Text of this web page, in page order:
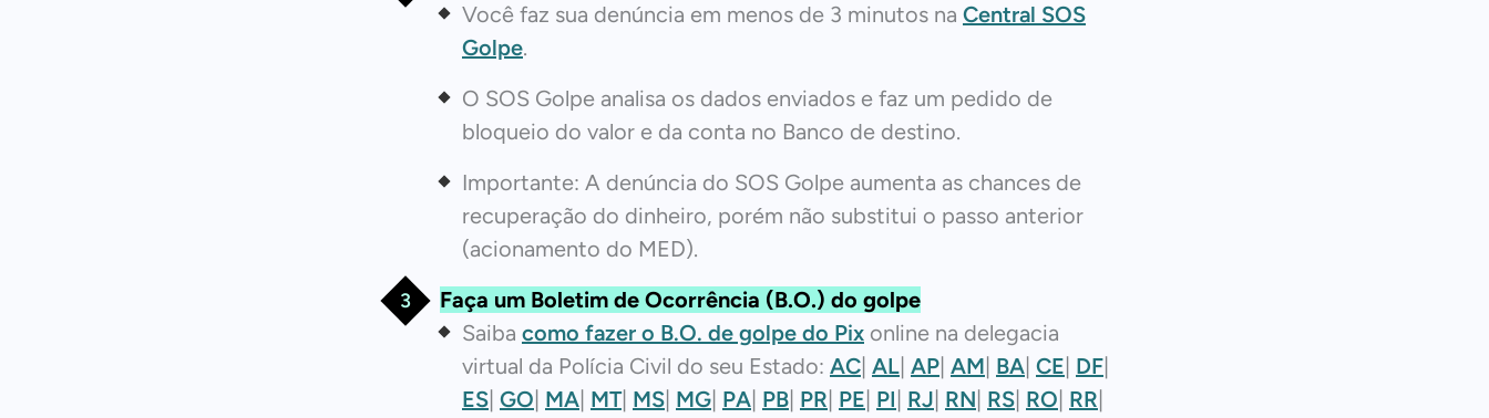
Você faz sua denúncia em menos de 3 minutos na Central SOS
Golpe.
O SOS Golpe analisa os dados enviados e faz um pedido de
bloqueio do valor e da conta no Banco de destino.
Importante: A denúncia do SOS Golpe aumenta as chances de
recuperação do dinheiro, porém não substitui o passo anterior
(acionamento do MED).
Faça um Boletim de Ocorrência (B.O.) do golpe
Saiba como fazer o B.O. de golpe do Pix online na delegacia
virtual da Polícia Civil do seu Estado: AC| AL| AP| AM| BA| CE| DF|
ES| GO| MA| MT| MS| MG| PA| PB| PR| PE| PI| RJ| RN| RS| RO| RR|